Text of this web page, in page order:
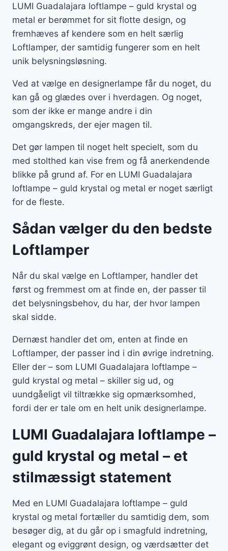
LUMI Guadalajara loftlampe – guld krystal og
metal er berømmet for sit flotte design, og
fremhæves af kendere som en helt særlig
Loftlamper, der samtidig fungerer som en helt
unik belysningsløsning.
Ved at vælge en designerlampe får du noget, du
kan gå og glædes over i hverdagen. Og noget,
som der ikke er mange andre i din
omgangskreds, der ejer magen til.
Det gør lampen til noget helt specielt, som du
med stolthed kan vise frem og få anerkendende
blikke på grund af. For en LUMI Guadalajara
loftlampe – guld krystal og metal er noget særligt
for de fleste.
Sådan vælger du den bedste
Loftlamper
Når du skal vælge en Loftlamper, handler det
først og fremmest om at finde en, der passer til
det belysningsbehov, du har, der hvor lampen
skal sidde.
Dernæst handler det om, enten at finde en
Loftlamper, der passer ind i din øvrige indretning.
Eller der – som LUMI Guadalajara loftlampe –
guld krystal og metal – skiller sig ud, og
uundgåeligt vil tiltrække sig opmærksomhed,
fordi der er tale om en helt unik designerlampe.
LUMI Guadalajara loftlampe –
guld krystal og metal – et
stilmæssigt statement
Med en LUMI Guadalajara loftlampe – guld
krystal og metal fortæller du samtidig dem, som
besøger dig, at du går op i smagfuld indretning,
elegant og eviggrønt design, og værdsætter det